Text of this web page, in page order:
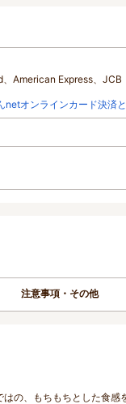
American Express、JCB
netオンラインカード決済
注意事項・その他
の、もちもちとした食感